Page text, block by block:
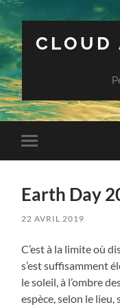
CLOUD
Toggle
mobile
Earth Day
22 AVRIL 2019
C’est à la limite où
s’est suffisamment
le soleil, à l’ombre
espèce, selon le